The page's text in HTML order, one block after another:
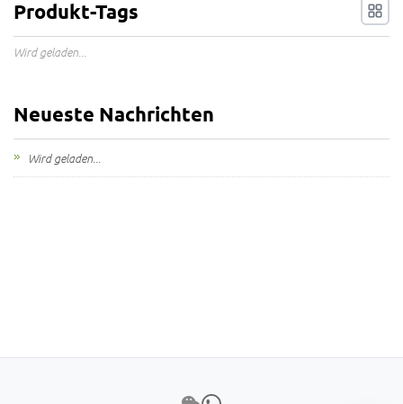
Produkt-Tags
Wird geladen...
Neueste Nachrichten
Wird geladen...